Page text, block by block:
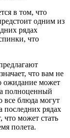
в том, что
одним из
рядах
что
что вам не
ожидание может
полноценный
все блюда могут
последних рядах
что может стать
полета.